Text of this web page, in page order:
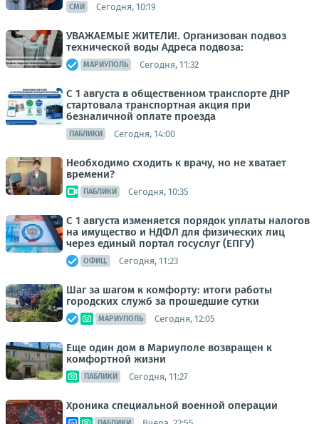
СМИ Сегодня, 10:19
УВАЖАЕМЫЕ ЖИТЕЛИ!. Организован подвоз
технической воды Адреса подвоза:
МАРИУПОЛЬ Сегодня, 11:32
С 1 августа в общественном транспорте ДНР
стартовала транспортная акция при
безналичной оплате проезда
ПАБЛИКИ Сегодня, 14:00
Необходимо сходить к врачу, но не хватает
времени?
ПАБЛИКИ Сегодня, 10:35
С 1 августа изменяется порядок уплаты налогов
на имущество и НДФЛ для физических лиц
через единый портал госуслуг (ЕПГУ)
ОФИЦ. Сегодня, 11:23
Шаг за шагом к комфорту: итоги работы
городских служб за прошедшие сутки
МАРИУПОЛЬ Сегодня, 12:05
Еще один дом в Мариуполе возвращен к
комфортной жизни
ПАБЛИКИ Сегодня, 11:27
Хроника специальной военной операции